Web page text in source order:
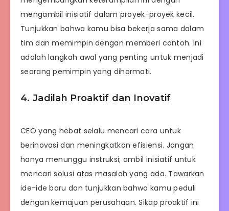
mengambil inisiatif dalam proyek-proyek kecil.
Tunjukkan bahwa kamu bisa bekerja sama dalam
tim dan memimpin dengan memberi contoh. Ini
adalah langkah awal yang penting untuk menjadi
seorang pemimpin yang dihormati.
4. Jadilah Proaktif dan Inovatif
CEO yang hebat selalu mencari cara untuk
berinovasi dan meningkatkan efisiensi. Jangan
hanya menunggu instruksi; ambil inisiatif untuk
mencari solusi atas masalah yang ada. Tawarkan
ide-ide baru dan tunjukkan bahwa kamu peduli
dengan kemajuan perusahaan. Sikap proaktif ini